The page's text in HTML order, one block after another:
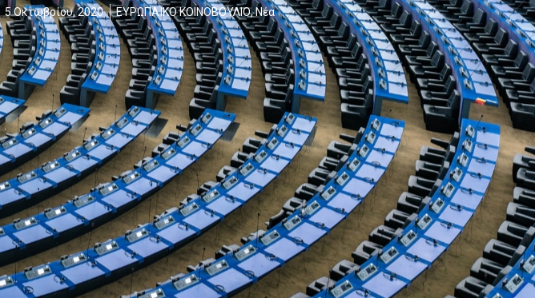
5 Οκτωβρίου, 2020 ΕΥΡΩΠΑΪΚΟ ΚΟΙΝΟΒΟΥΛΙΟ,Νέα